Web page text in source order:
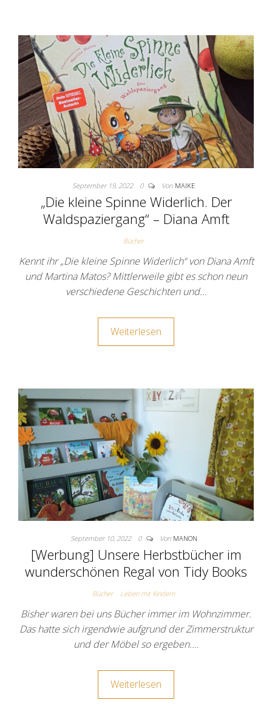
September 19, 2022 0 Von MAIKE
„Die kleine Spinne Widerlich. Der
Waldspaziergang“ – Diana Amft
Bücher
Kennt ihr „Die kleine Spinne Widerlich“ von Diana Amft
und Martina Matos? Mittlerweile gibt es schon neun
verschiedene Geschichten und…
Weiterlesen
September 10, 2022 0 Von MANON
[Werbung] Unsere Herbstbücher im
wunderschönen Regal von Tidy Books
Bücher Leben mit Kindern
Bisher waren bei uns Bücher immer im Wohnzimmer.
Das hatte sich irgendwie aufgrund der Zimmerstruktur
und der Möbel so ergeben.…
Weiterlesen